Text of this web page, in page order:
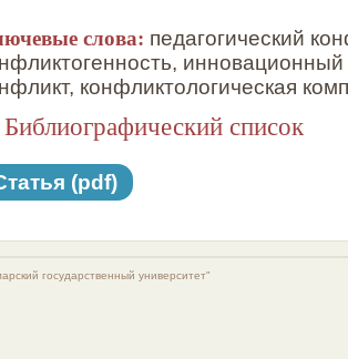
слова: педагогический
инновационный
конфликтологическая
Библиографический список
(pdf)
государственный университет"